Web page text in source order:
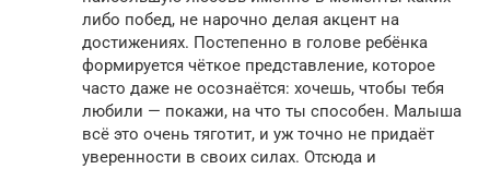
либо побед, не нарочно делая акцент на
достижениях. Постепенно в голове ребёнка
формируется чёткое представление, которое
часто даже не осознаётся: хочешь, чтобы тебя
любили — покажи, на что ты способен. Малыша
всё это очень тяготит, и уж точно не придаёт
уверенности в своих силах. Отсюда и